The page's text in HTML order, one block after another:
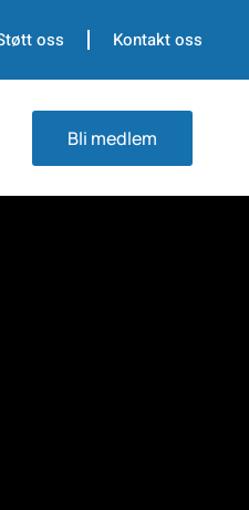
oss Kontakt oss
Bli medlem